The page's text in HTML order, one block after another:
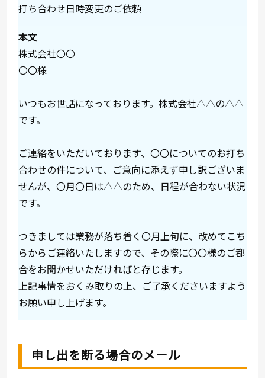
打ち合わせ日時変更のご依頼
本文
株式会社〇〇
〇〇様
いつもお世話になっております。株式会社△△の△△
です。
ご連絡をいただいております、〇〇についてのお打ち
合わせの件について、ご意向に添えず申し訳ございま
せんが、〇月〇日は△△のため、日程が合わない状況
です。
つきましては業務が落ち着く〇月上旬に、改めてこち
らからご連絡いたしますので、その際に〇〇様のご都
合をお聞かせいただければと存じます。
上記事情をおくみ取りの上、ご了承くださいますよう
お願い申し上げます。
申し出を断る場合のメール